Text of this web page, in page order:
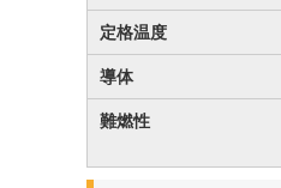
定格温度
導体
難燃性